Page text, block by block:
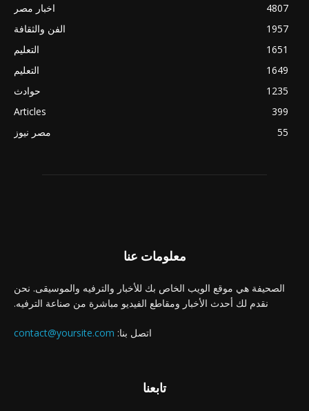
اخبار مصر
4807
الفن والثقافة
1957
التعليم
1651
التعليم
1649
حوادث
1235
Articles
399
مصر نيوز
55
معلومات عنا
الصحيفة هي موقع الويب الخاص بك للأخبار والترفيه والموسيقى. نحن
نقدم لك أحدث الأخبار ومقاطع الفيديو مباشرة من صناعة الترفيه.
اتصل بنا: contact@yoursite.com
تابعنا